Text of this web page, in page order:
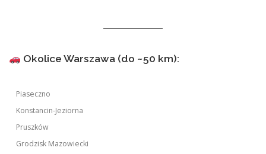
Okolice Warszawa (do ~50 km):
Piaseczno
Konstancin-Jeziorna
Pruszków
Grodzisk Mazowiecki